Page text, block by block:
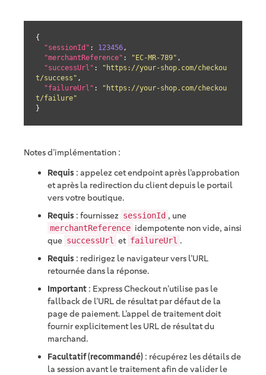
{
"sessionId" : 123456,
"merchantReference" : "EC-MR-789" ,
"successUrl" :
"https://your-shop.com/checkou
t/success" ,
"failureUrl" :
"https://your-shop.com/checkou
t/failure"
}
Notes d’implémentation :
Requis : appelez cet endpoint après l’approbation
et après la redirection du client depuis le portail
vers votre boutique.
Requis : fournissez sessionId , une
merchantReference idempotente non vide, ainsi
que successUrl et failureUrl .
Requis : redirigez le navigateur vers l’URL
retournée dans la réponse.
Important : Express Checkout n’utilise pas le
fallback de l’URL de résultat par défaut de la
page de paiement. L’appel de traitement doit
fournir explicitement les URL de résultat du
marchand.
Facultatif (recommandé) : récupérez les détails de
la session avant le traitement afin de valider le